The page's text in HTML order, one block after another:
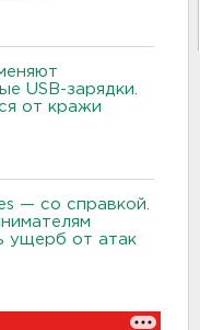
USB-зарядки.
от кражи
— со справкой.
ущерб от атак